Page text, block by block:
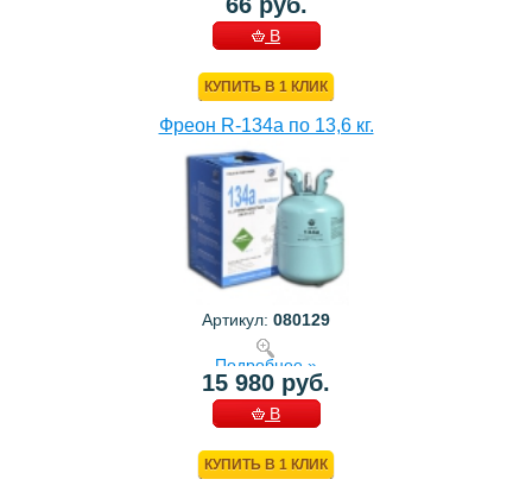
В
КУПИТЬ В 1 КЛИК
Фреон R-134a по 13,6 кг.
Артикул: 080129
Подробнее »
15 980 руб.
В
КУПИТЬ В 1 КЛИК